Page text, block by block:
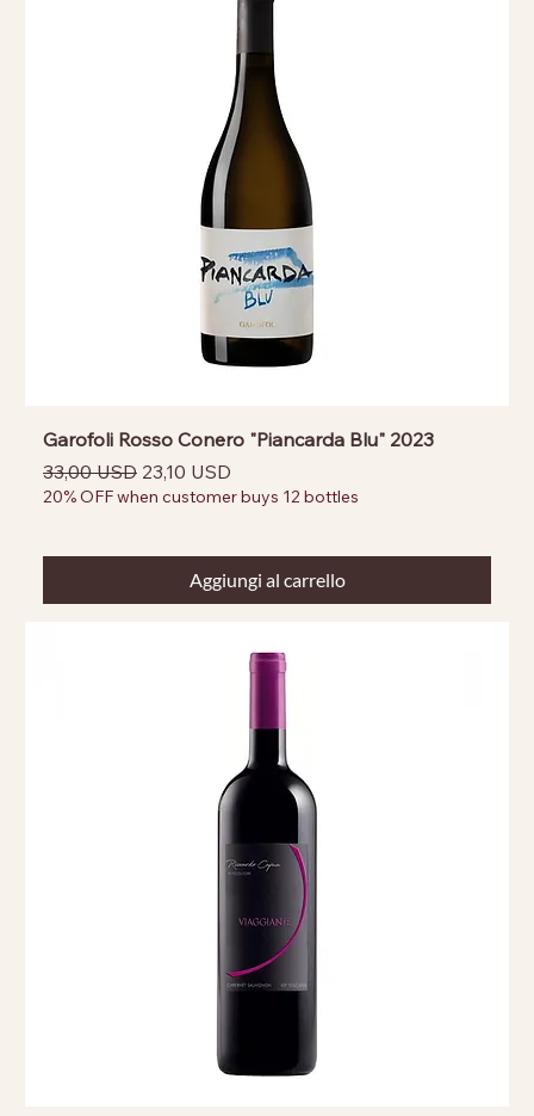
Garofoli Rosso Conero "Piancarda Blu" 2023
Prezzo regolare
33,00 USD Prezzo scontato
23,10 USD
20% OFF when customer buys 12 bottles
Aggiungi al carrello